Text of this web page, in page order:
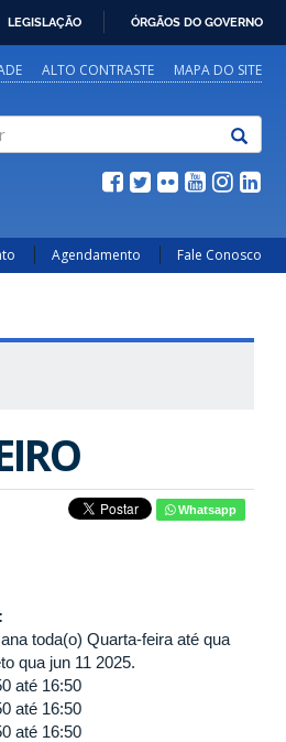
LEGISLAÇÃO ÓRGÃOS DO GOVERNO
ALTO CONTRASTE MAPA DO SITE
Agendamento Fale Conosco
Whatsapp
toda(o) Quarta-feira até qua
qua jun 11 2025.
até 16:50
até 16:50
até 16:50